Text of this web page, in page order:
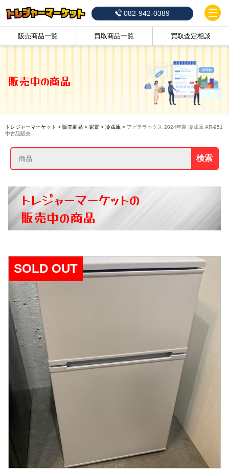
082-942-0389
販売商品一覧 買取商品一覧 買取査定相談
販売中の商品
トレジャーマーケット > 販売商品> 家電> 冷蔵庫> アビテラックス 2024年製 冷蔵庫 AR-951
中古品販売
検索
トレジャーマーケットの
販売中の商品
SOLD OUT